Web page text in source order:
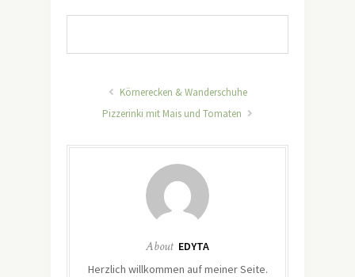
Körnerecken & Wanderschuhe
Pizzerinki mit Mais und Tomaten
About EDYTA
Herzlich willkommen auf meiner Seite.